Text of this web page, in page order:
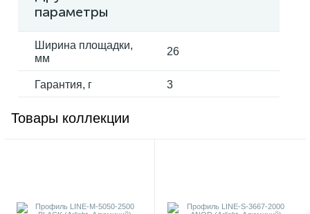
параметры
Ширина площадки,
мм
26
Гарантия, г 3
Товары коллекции